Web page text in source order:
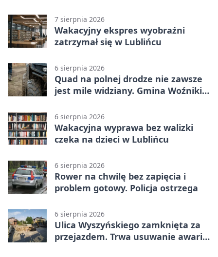
7 sierpnia 2026
Wakacyjny ekspres wyobraźni
zatrzymał się w Lublińcu
6 sierpnia 2026
Quad na polnej drodze nie zawsze
jest mile widziany. Gmina Woźniki
6 sierpnia 2026
Wakacyjna wyprawa bez walizki
czeka na dzieci w Lublińcu
6 sierpnia 2026
Rower na chwilę bez zapięcia i
problem gotowy. Policja ostrzega
6 sierpnia 2026
Ulica Wyszyńskiego zamknięta za
przejazdem. Trwa usuwanie awarii